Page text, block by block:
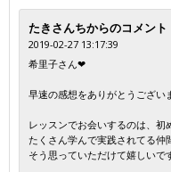
たきさんちからのコメント
2019-02-27 13:17:39
希里子さん❤
早速の感想をありがとうござい
レッスンでお会いするのは、初
たくさん学んで実践されてる仲
そう思っていただけて嬉しいで